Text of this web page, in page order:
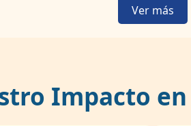
Ver más
Impacto